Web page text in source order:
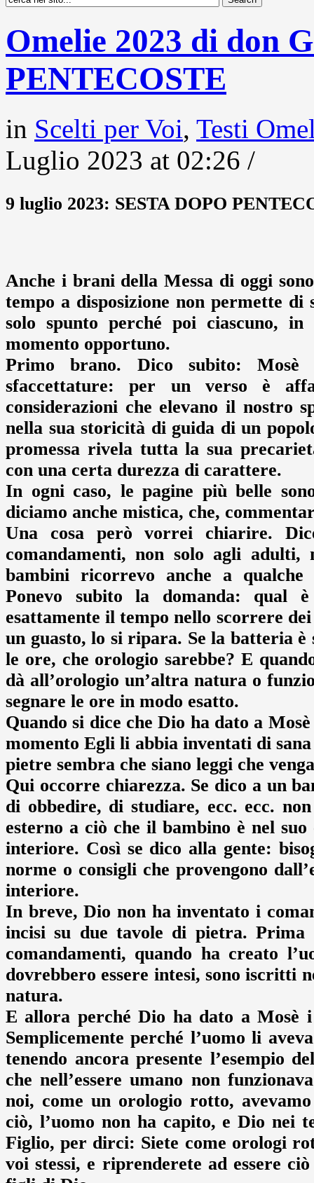
Omelie 2023 di don
PENTECOSTE
in Scelti per Voi, Testi
Luglio 2023 at 02:26 /
9 luglio 2023: SESTA DOPO
Anche i brani della Messa di oggi
tempo a disposizione non permette
solo spunto perché poi ciascuno,
momento opportuno.
Primo brano. Dico subito: Mosè
sfaccettature: per un verso è
considerazioni che elevano il nostro
nella sua storicità di guida di un
promessa rivela tutta la sua
con una certa durezza di carattere.
In ogni caso, le pagine più belle
diciamo anche mistica, che,
Una cosa però vorrei chiarire.
comandamenti, non solo agli
bambini ricorrevo anche a qualche
Ponevo subito la domanda: qual
esattamente il tempo nello scorrere
un guasto, lo si ripara. Se la batteria è
le ore, che orologio sarebbe? E
dà all’orologio un’altra natura o
segnare le ore in modo esatto.
Quando si dice che Dio ha dato a
momento Egli li abbia inventati di
pietre sembra che siano leggi che
Qui occorre chiarezza. Se dico a un
di obbedire, di studiare, ecc. ecc.
esterno a ciò che il bambino è nel
interiore. Così se dico alla gente:
norme o consigli che provengono
interiore.
In breve, Dio non ha inventato i
incisi su due tavole di pietra.
comandamenti, quando ha creato
dovrebbero essere intesi, sono iscritti
natura.
E allora perché Dio ha dato a Mosè
Semplicemente perché l’uomo li
tenendo ancora presente l’esempio
che nell’essere umano non
noi, come un orologio rotto,
ciò, l’uomo non ha capito, e Dio
Figlio, per dirci: Siete come orologi
voi stessi, e riprenderete ad essere